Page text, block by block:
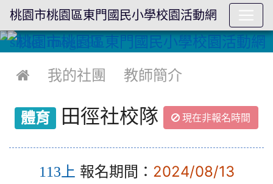
 我的社團 教師簡介
體育 田徑社校隊 現在非報名時間
113上 報名期間： 2024/08/13
桃園市桃園區東門國民小學校園活動網